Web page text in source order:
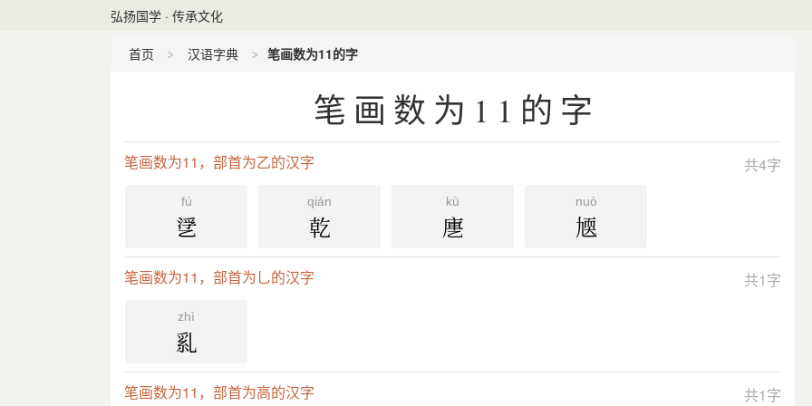
弘扬国学 · 传承文化
首页 汉语字典 笔画数为11的字
笔画数为11的字
共4字
笔画数为11，部首为乙的汉字
fú
㐢
qián
乾
kù
㐣
nuò
㐡
共1字
笔画数为11，部首为乚的汉字
zhì
乿
共1字
笔画数为11，部首为高的汉字